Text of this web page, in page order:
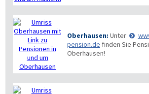
Oberhausen: Unter
pension.de finden Sie
Oberhausen!